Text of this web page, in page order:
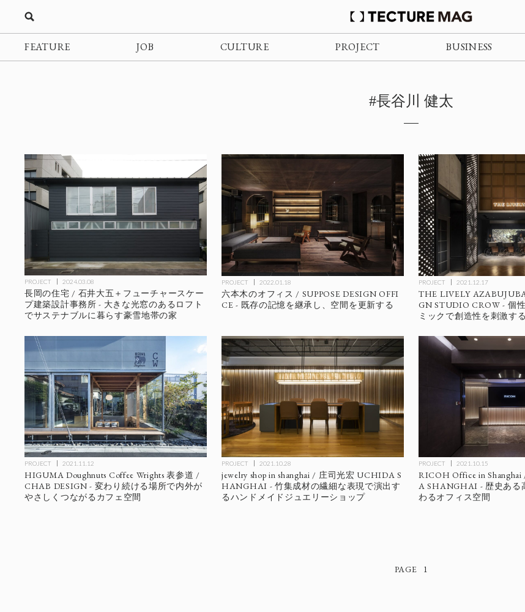
FEATURE JOB CULTURE PROJECT BUSINESS
#長谷川 健太
PROJECT 2024.03.08
長岡の住宅 / 石井大五＋フューチャースケー
プ建築設計事務所 - 大きな光窓のあるロフト
でサステナブルに暮らす豪雪地帯の家
PROJECT 2022.01.18
六本木のオフィス / SUPPOSE DESIGN OFFI
CE - 既存の記憶を継承し、空間を更新する
PROJECT 2021.12.17
THE LIVELY
GN STUDIO CROW - 個
ミックで創造性を刺激す
PROJECT 2021.11.12
HIGUMA Doughnuts Coffee Wrights 表参道 /
CHAB DESIGN - 変わり続ける場所で内外が
やさしくつながるカフェ空間
PROJECT 2021.10.28
jewelry shop in shanghai / 庄司光宏 UCHIDA S
HANGHAI - 竹集成材の繊細な表現で演出す
るハンドメイドジュエリーショップ
PROJECT 2021.10.15
RICOH Office in
A SHANGHAI - 歴史ある
わるオフィス空間
1